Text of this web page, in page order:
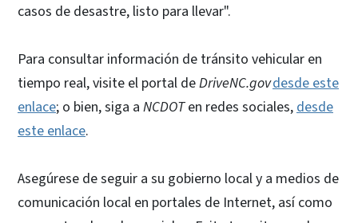
casos de desastre, listo para llevar".
Para consultar información de tránsito vehicular en
tiempo real, visite el portal deDriveNC.govdesde este
enlace; o bien, siga a NCDOTen redes sociales, desde
este enlace.
Asegúrese de seguir a su gobierno local y a medios de
comunicación local en portales de Internet, así como